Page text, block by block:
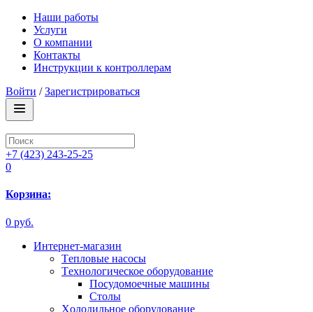
Наши работы
Услуги
О компании
Контакты
Инструкции к контроллерам
Войти /Зарегистрироваться
+7 (423) 243-25-25
0
Корзина:
0 руб.
Интернет-магазин
Tепловые насосы
Tехнологическое оборудование
Посудомоечные машины
Столы
Xолодильное оборудование